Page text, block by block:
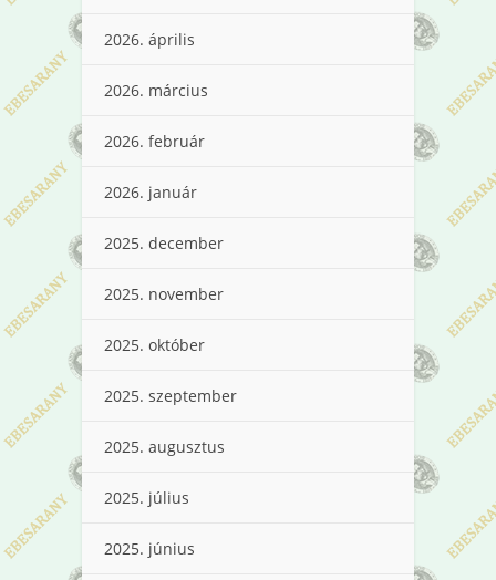
2026. április
2026. március
2026. február
2026. január
2025. december
2025. november
2025. október
2025. szeptember
2025. augusztus
2025. július
2025. június